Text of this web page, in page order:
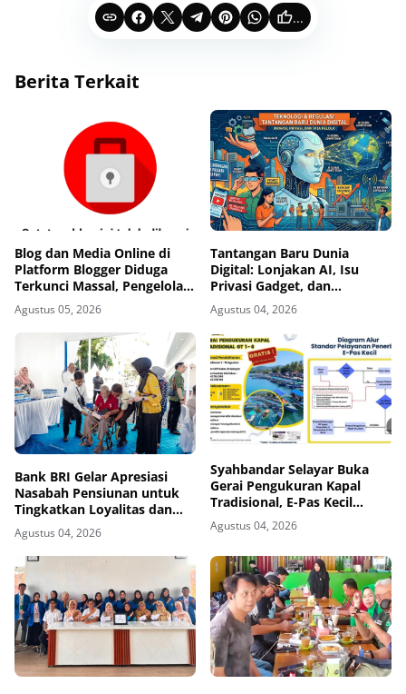
...
Berita Terkait
Blog dan Media Online di
Platform Blogger Diduga
Terkunci Massal, Pengelola
Dibuat Cemas
Agustus 05, 2026
Tantangan Baru Dunia
Digital: Lonjakan AI, Isu
Privasi Gadget, dan
Pengawasan Ketat Industri
Teknologi
Agustus 04, 2026
‎Bank BRI Gelar Apresiasi
Nasabah Pensiunan untuk
Tingkatkan Loyalitas dan
Pengalaman Layanan
Agustus 04, 2026
Syahbandar Selayar Buka
Gerai Pengukuran Kapal
Tradisional, E-Pas Kecil
Diterbitkan Gratis
Agustus 04, 2026